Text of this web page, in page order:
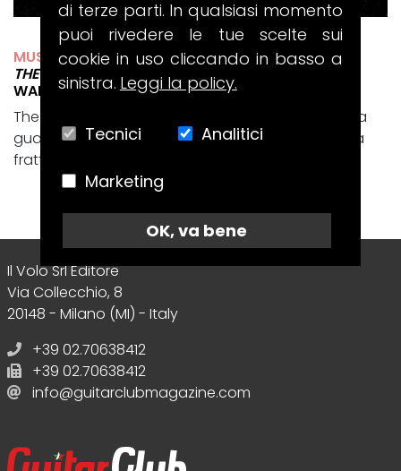
MUSE
THE WOW! SIGNAL
WARNER RECORDS/HELIUM-3
The Wow! Signal è il disco con cui i Muse tornano a
guardare il cosmo, ma lo fanno passando da una
frattura intima e totalmente...
Il Volo Srl Editore
Via Collecchio, 8
20148 - Milano (MI) - Italy
+39 02.70638412
+39 02.70638412
info@guitarclubmagazine.com
di terze parti. In qualsiasi momento
puoi rivedere le tue scelte sui
cookie in uso cliccando in basso a
sinistra. Leggi la policy.
Tecnici Analitici
Marketing
OK, va bene